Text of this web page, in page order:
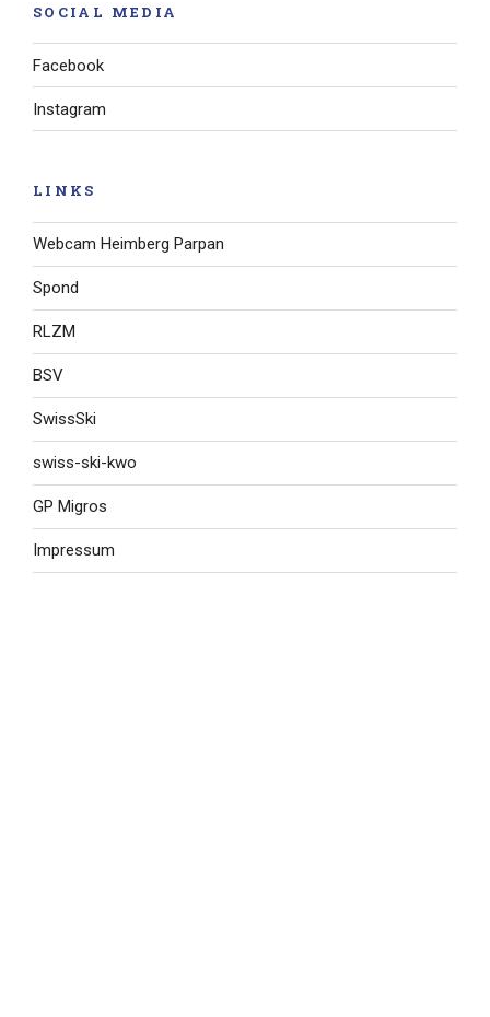
SOCIAL MEDIA
Facebook
Instagram
LINKS
Webcam Heimberg Parpan
Spond
RLZM
BSV
SwissSki
swiss-ski-kwo
GP Migros
Impressum